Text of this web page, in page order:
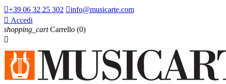
+39 06 32 25 302 info@musicarte.com
 Accedi
shopping_cart Carrello (0)
